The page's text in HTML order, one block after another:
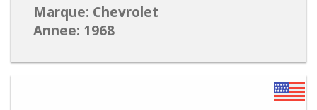
Marque: Chevrolet
Annee: 1968